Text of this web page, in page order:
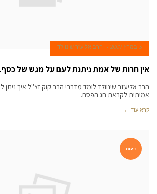
3 במרץ 2007 הרב אליעזר שינוולד
אין חרות של אמת ניתנת לעם על מגש של כסף.
הרב אליעזר שינוולד לומד מדברי הרב קוק זצ''ל איך ניתן
אמיתית לקראת חג הפסח.
קרא עוד ←
דעות